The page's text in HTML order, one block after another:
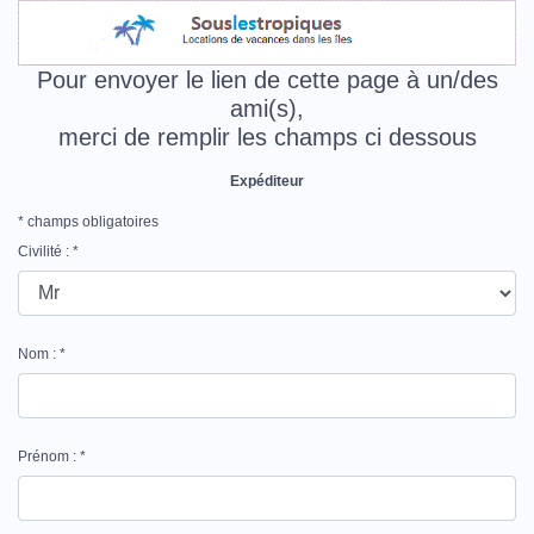
Pour envoyer le lien de cette page à un/des
ami(s),
merci de remplir les champs ci dessous
Expéditeur
* champs obligatoires
Civilité : *
Nom : *
Prénom : *